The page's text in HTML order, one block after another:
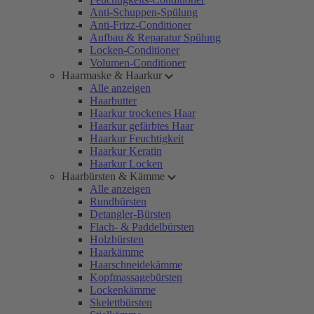
Anti-Schuppen-Spülung
Anti-Frizz-Conditioner
Aufbau & Reparatur Spülung
Locken-Conditioner
Volumen-Conditioner
Haarmaske & Haarkur
Alle anzeigen
Haarbutter
Haarkur trockenes Haar
Haarkur gefärbtes Haar
Haarkur Feuchtigkeit
Haarkur Keratin
Haarkur Locken
Haarbürsten & Kämme
Alle anzeigen
Rundbürsten
Detangler-Bürsten
Flach- & Paddelbürsten
Holzbürsten
Haarkämme
Haarschneidekämme
Kopfmassagebürsten
Lockenkämme
Skelettbürsten